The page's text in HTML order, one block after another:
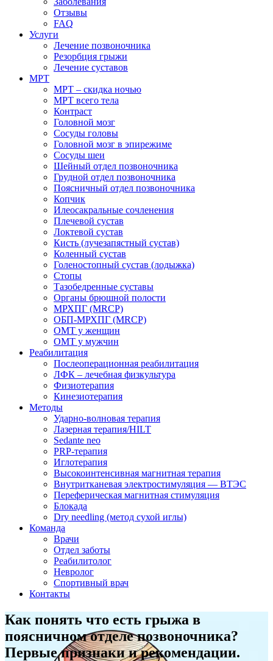
Отзывы
FAQ
Услуги
Лечение позвоночника
Резорбция грыжи
Лечение суставов
МРТ
МРТ – скидка ночью
МРТ всего тела
Контраст
Головной мозг
Сосуды головы
Головной мозг в эпирежиме
Сосуды шеи
Шейный отдел позвоночника
Грудной отдел позвоночника
Поясничный отдел позвоночника
Копчик
Илеосакральные сочленения
Плечевой сустав
Локтевой сустав
Кисть (лучезапястный сустав)
Коленный сустав
Голеностопный сустав (лодыжка)
Стопы
Тазобедренные суставы
Органы брюшной полости
МРХПГ (MRCP)
ОБП-МРХПГ (MRCP)
ОМТ у женщин
ОМТ у мужчин
Реабилитация
Послеоперационная реабилитация
ЛФК – лечебная физкультура
Физиотерапия
Кинезиотерапия
Методы
Ударно-волновая терапия
Лазерная терапия/HILT
Sedante neo
PRP-терапия
Иглотерапия
Высокоинтенсивная магнитная терапия
Внутритканевая электростимуляция — ВТЭС
Переферическая магнитная стимуляция
Блокада
Dry needling (метод сухой иглы)
Команда
Врачи
Отдел заботы
Реабилитолог
Невролог
Спортивный врач
Контакты
Как понять что есть грыжа в
поясничном отделе позвоночника?
Первые признаки и рекомендации.